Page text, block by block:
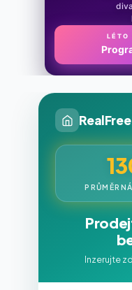
LÉTO
RealFree
Inzerujte